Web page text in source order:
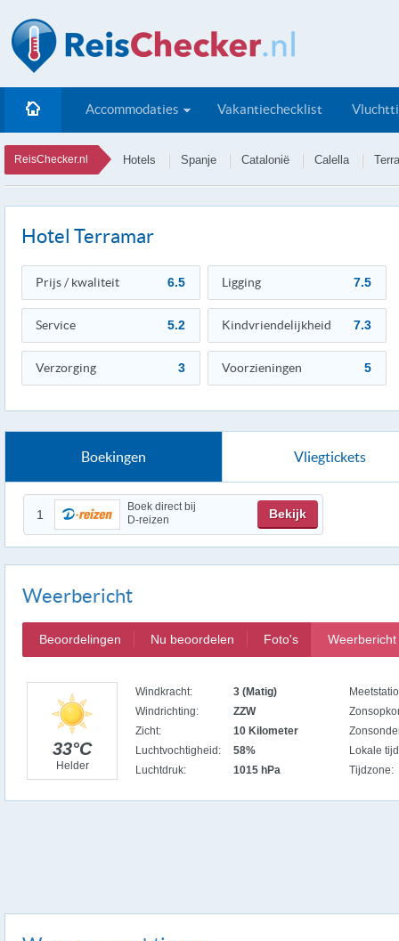
Accommodaties Vakantiechecklist
ReisChecker.nl Hotels Spanje Catalonië Calella
Hotel Terramar
Prijs / kwaliteit 6.5 Ligging 7.5
Service 5.2 Kindvriendelijkheid 7.3
Verzorging 3 Voorzieningen 5
Boekingen Vliegtickets
1
Boek direct bij
D-reizen
Bekijk
Weerbericht
Beoordelingen Nu beoordelen Foto's Weerbericht
33°C
Helder
Windkracht:
Windrichting:
Zicht:
Luchtvochtigheid:
Luchtdruk:
3 (Matig)
ZZW
10 Kilometer
58%
1015 hPa
Lokale
Tijdzone: